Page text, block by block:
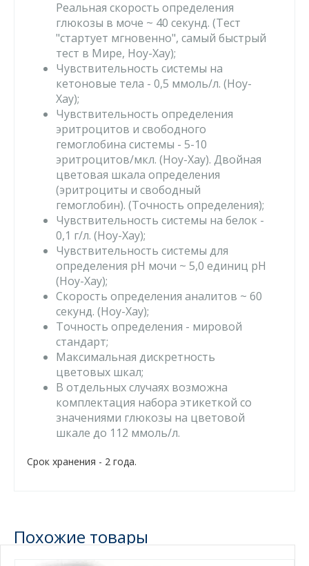
Реальная скорость определения
глюкозы в моче ~ 40 секунд. (Тест
"стартует мгновенно", самый быстрый
тест в Мире, Ноу-Хау);
Чувствительность системы на
кетоновые тела - 0,5 ммоль/л. (Ноу-
Хау);
Чувствительность определения
эритроцитов и свободного
гемоглобина системы - 5-10
эритроцитов/мкл. (Ноу-Хау). Двойная
цветовая шкала определения
(эритроциты и свободный
гемоглобин). (Точность определения);
Чувствительность системы на белок -
0,1 г/л. (Ноу-Хау);
Чувствительность системы для
определения рН мочи ~ 5,0 единиц рН
(Ноу-Хау);
Скорость определения аналитов ~ 60
секунд. (Ноу-Хау);
Точность определения - мировой
стандарт;
Максимальная дискретность
цветовых шкал;
В отдельных случаях возможна
комплектация набора этикеткой со
значениями глюкозы на цветовой
шкале до 112 ммоль/л.
Срок хранения - 2 года.
Похожие товары